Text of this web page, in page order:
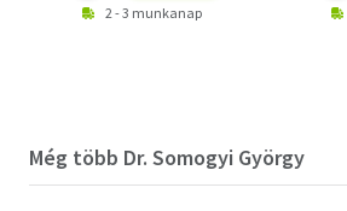
2 - 3 munkanap
Még több Dr. Somogyi György